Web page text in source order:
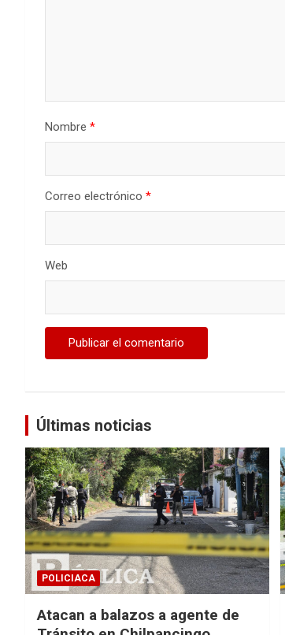
Nombre *
Correo electrónico *
Web
Últimas noticias
POLICIACA
Atacan a balazos a agente de